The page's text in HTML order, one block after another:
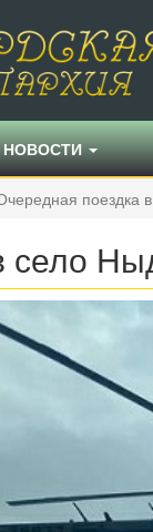
НОВОСТИ
поездка
село